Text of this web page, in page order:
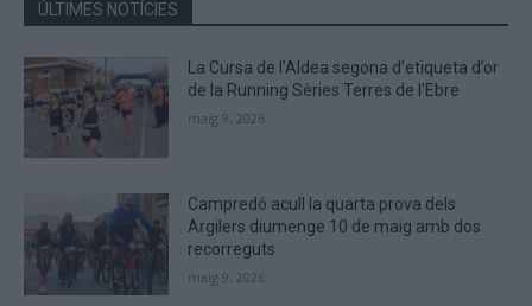
CAPTCHA
to
verify
that
you
ÚLTIMES NOTÍCIES
La Cursa de l’Aldea segona d’etiqueta d’or
de la Running Sèries Terres de l’Ebre
maig 9, 2026
Campredó acull la quarta prova dels
Argilers diumenge 10 de maig amb dos
recorreguts
maig 9, 2026